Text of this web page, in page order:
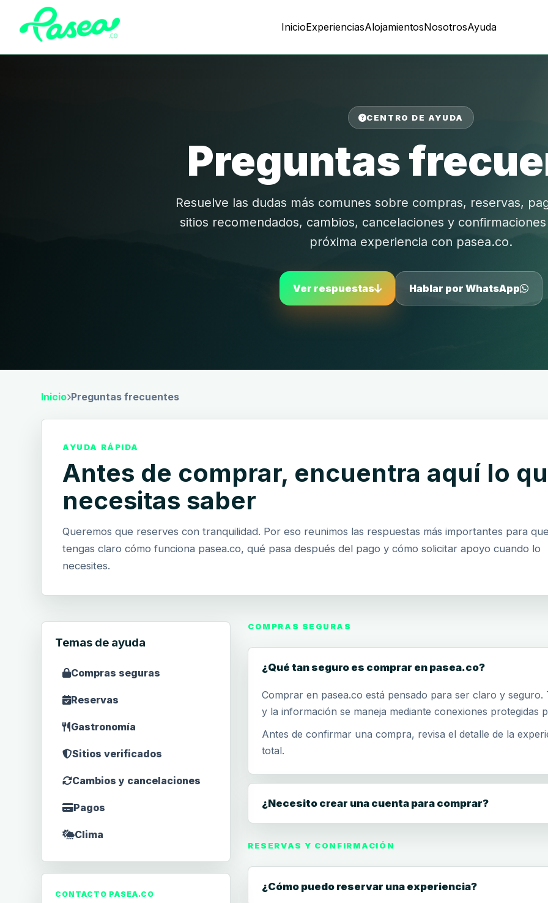
InicioExperienciasAlojamientosNosotrosAyuda
CENTRO DE AYUDA
Preguntas
Resuelve las dudas más comunes sobre compras, reservas,
sitios recomendados, cambios, cancelaciones y
próxima experiencia con pasea.co.
Ver respuestas Hablar por WhatsApp
Inicio Preguntas frecuentes
AYUDA RÁPIDA
Antes de comprar, encuentra aquí lo
necesitas saber
Queremos que reserves con tranquilidad. Por eso reunimos las respuestas más importantes para
tengas claro cómo funciona pasea.co, qué pasa después del pago y cómo solicitar apoyo cuando lo
necesites.
Temas de ayuda
Compras seguras
Reservas
Gastronomía
Sitios verificados
Cambios y cancelaciones
Pagos
Clima
CONTACTO PASEA.CO
COMPRAS SEGURAS
¿Qué tan seguro es comprar en pasea.co?
Comprar en pasea.co está pensado para ser claro y
y la información se maneja mediante conexiones protegidas
Antes de confirmar una compra, revisa el detalle de la
total.
¿Necesito crear una cuenta para comprar?
RESERVAS Y CONFIRMACIÓN
¿Cómo puedo reservar una experiencia?